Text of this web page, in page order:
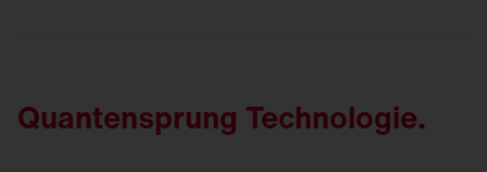
Quantensprung Technologie.